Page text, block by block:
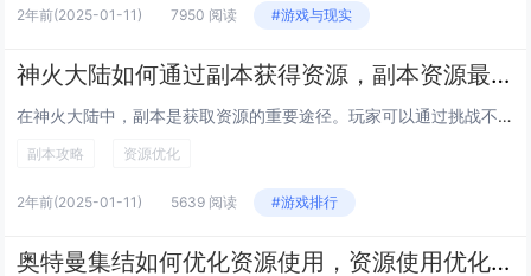
2年前(2025-01-11) 7950 阅读 #游戏与现实
神火大陆如何通过副本获得资源，副本资源最大化获取
在神火大陆中，副本是获取资源的重要途径。玩家可以通过挑战不同等级和类型的副本获得装备、材料、金币等珍贵资源。为了最大化副本资源的获取，首先应选择适合自己实力的副本，避免过难或过易。组队通关能提高效率，队友间技能搭配得当可更快击败敌人，减少耗...
副本攻略 资源优化
2年前(2025-01-11) 5639 阅读 #游戏排行
奥特曼集结如何优化资源使用，资源使用优化与节省技巧